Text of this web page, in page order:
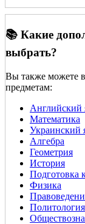
📚 Какие
выбрать?
Вы также можете
предметам:
Английский
Математика
Украинский
Алгебра
Геометрия
История
Подготовка
Физика
Политология